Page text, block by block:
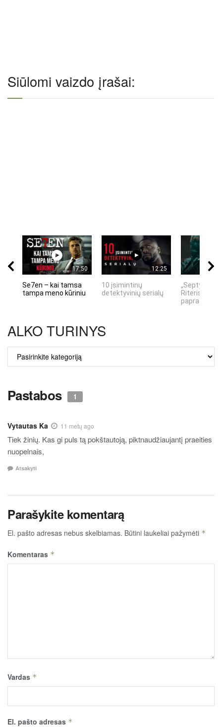
Siūlomi vaizdo įrašai:
17:50
Se7en – kai tamsa
tampa meno kūriniu
12:25
10 įsimintinų
detektyvinių serialų
„Septynių
Riteris" – kai
ALKO TURINYS
ALKO
TURINYS
Pastabos 1
Vytautas Ka 11 metų ago
Tiek žinių. Kas gi puls tą pokštautoją, piktnaudžiaujantį praeities
nuopelnais,
Atsakyti
Parašykite komentarą
El. pašto adresas nebus skelbiamas. Būtini laukeliai pažymėti *
Komentaras *
Vardas *
El. pašto adresas *